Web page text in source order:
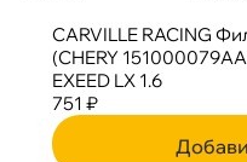
CARVILLE RACING
(CHERY
EXEED LX 1.6
751 ₽